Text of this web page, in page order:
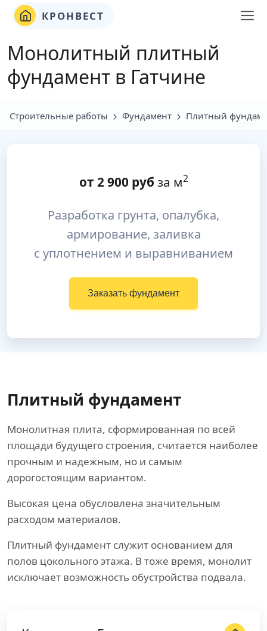
КРОНВЕСТ
Монолитный плитный
фундамент в Гатчине
Строительные работы Фундамент Плитный
от 2 900руб за м2
Разработка грунта, опалубка,
армирование, заливка
с уплотнением и выравниванием
Заказать фундамент
Плитный фундамент
Монолитная плита, сформированная по всей
площади будущего строения, считается наиболее
прочным и надежным, но и самым
дорогостоящим вариантом.
Высокая цена обусловлена значительным
расходом материалов.
Плитный фундамент служит основанием для
полов цокольного этажа. В тоже время, монолит
исключает возможность обустройства подвала.